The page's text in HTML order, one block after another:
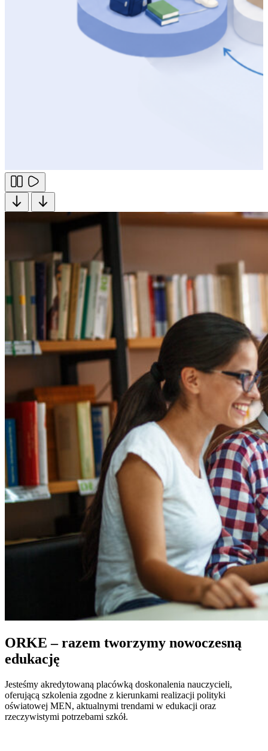
ORKE – razem tworzymy nowoczesną
edukację
Jesteśmy akredytowaną placówką doskonalenia nauczycieli,
oferującą szkolenia zgodne z kierunkami realizacji polityki
oświatowej MEN, aktualnymi trendami w edukacji oraz
rzeczywistymi potrzebami szkół.